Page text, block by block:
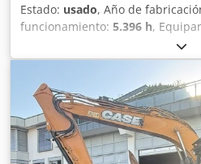
Estado: usado, Año de
funcionamiento: 5.396 h,
, CATERPILLAR
19 200 kg Potencia: 122 kW
Equipamiento: - Asiento
Dksdpfx Aezhyrmjcijr - Radio -
dientes - Dispositivos y rejillas
en la parte delantera - Pala
hidráulicamente) Con gusto le